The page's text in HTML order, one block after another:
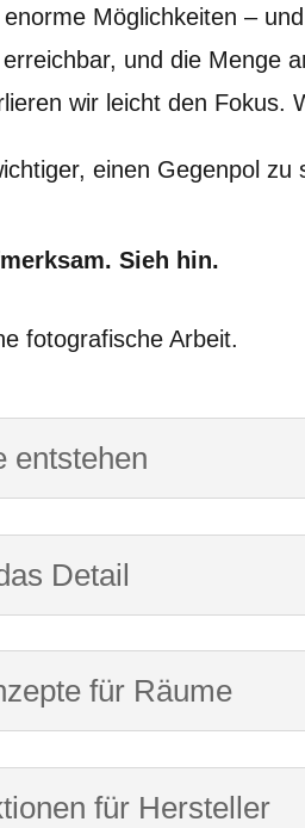
Möglichkeiten –
und die Menge
wir leicht den Fokus.
einen Gegenpol
Sieh hin.
fotografische Arbeit.
entstehen
Detail
für Räume
für Hersteller